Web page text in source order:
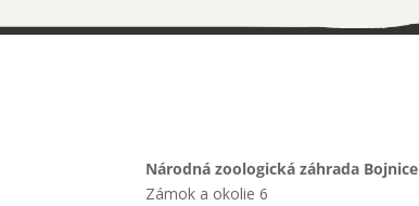
Národná zoologická záhrada Bojnice
Zámok a okolie 6